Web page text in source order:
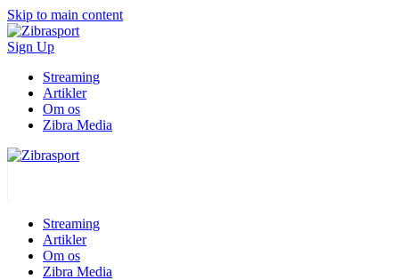
Skip to main content
Sign Up
Streaming
Artikler
Om os
Zibra Media
Streaming
Artikler
Om os
Zibra Media